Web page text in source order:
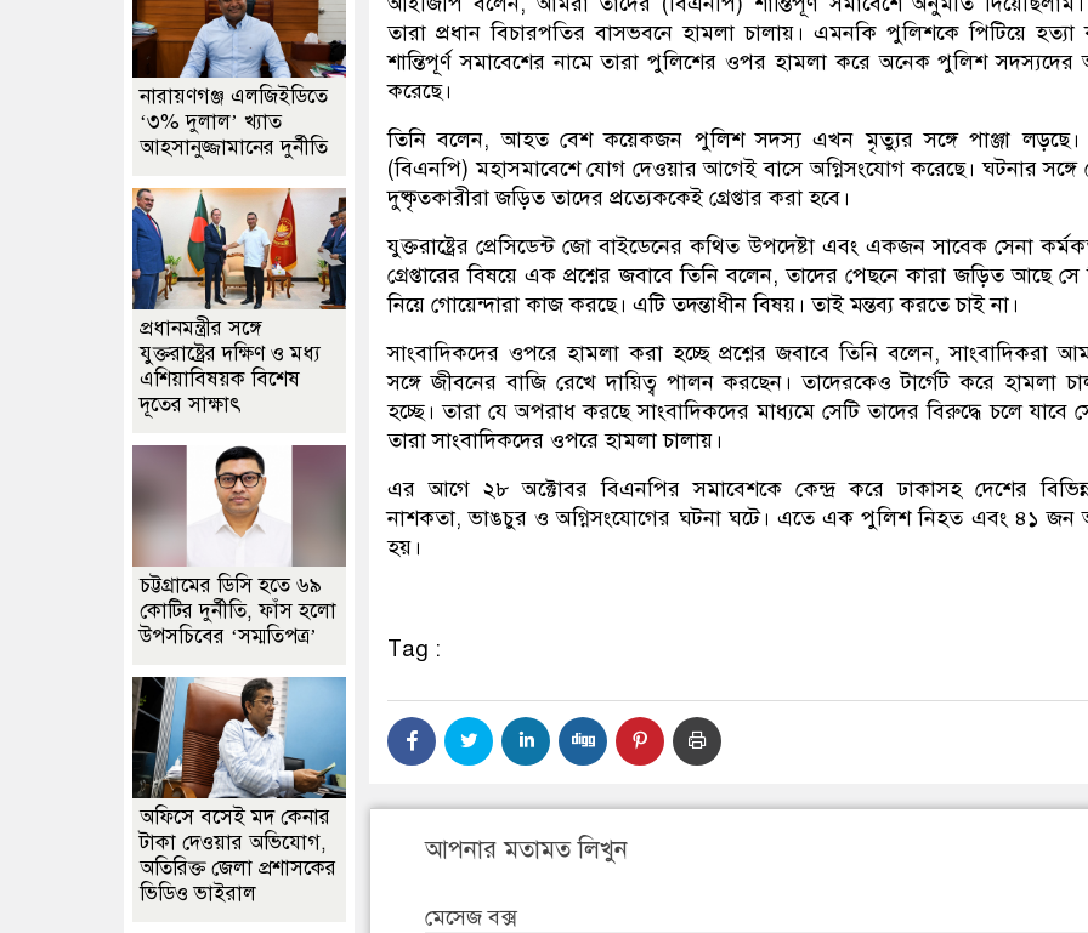
তারা প্রধান বিচারপতির বাসভবনে হামলা চালায়। এমনকি পুলিশকে পিটিয়ে হত্যা
শান্তিপূর্ণ সমাবেশের নামে তারা পুলিশের ওপর হামলা করে অনেক পুলিশ
করেছে।
তিনি বলেন, আহত বেশ কয়েকজন পুলিশ সদস্য এখন মৃত্যুর সঙ্গে পাঞ্জা লড়ছে।
(বিএনপি) মহাসমাবেশে যোগ দেওয়ার আগেই বাসে অগ্নিসংযোগ করেছে। ঘটনার সঙ্গে
দুষ্কৃতকারীরা জড়িত তাদের প্রত্যেককেই গ্রেপ্তার করা হবে।
যুক্তরাষ্ট্রের প্রেসিডেন্ট জো বাইডেনের কথিত উপদেষ্টা এবং একজন সাবেক সেনা
গ্রেপ্তারের বিষয়ে এক প্রশ্নের জবাবে তিনি বলেন, তাদের পেছনে কারা জড়িত আছে সে
নিয়ে গোয়েন্দারা কাজ করছে। এটি তদন্তাধীন বিষয়। তাই মন্তব্য করতে চাই না।
সাংবাদিকদের ওপরে হামলা করা হচ্ছে প্রশ্নের জবাবে তিনি বলেন, সাংবাদিকরা
সঙ্গে জীবনের বাজি রেখে দায়িত্ব পালন করছেন। তাদেরকেও টার্গেট করে হামলা
হচ্ছে। তারা যে অপরাধ করছে সাংবাদিকদের মাধ্যমে সেটি তাদের বিরুদ্ধে চলে যাবে
তারা সাংবাদিকদের ওপরে হামলা চালায়।
এর আগে ২৮ অক্টোবর বিএনপির সমাবেশকে কেন্দ্র করে ঢাকাসহ দেশের
নাশকতা, ভাঙচুর ও অগ্নিসংযোগের ঘটনা ঘটে। এতে এক পুলিশ নিহত এবং ৪১
হয়।
Tag :
আপনার মতামত লিখুন
মেসেজ বক্স
নারায়ণগঞ্জ এলজিইডিতে
‘৩% দুলাল’ খ্যাত
আহসানুজ্জামানের দুর্নীতি
প্রধানমন্ত্রীর সঙ্গে
যুক্তরাষ্ট্রের দক্ষিণ ও মধ্য
এশিয়াবিষয়ক বিশেষ
দূতের সাক্ষাৎ
চট্টগ্রামের ডিসি হতে ৬৯
কোটির দুর্নীতি, ফাঁস হলো
উপসচিবের ‘সম্মতিপত্র’
অফিসে বসেই মদ কেনার
টাকা দেওয়ার অভিযোগ,
অতিরিক্ত জেলা প্রশাসকের
ভিডিও ভাইরাল